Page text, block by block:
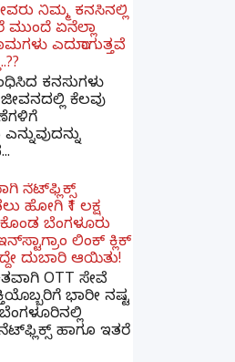
ನಿಮ್ಮ ಕನಸಿನಲ್ಲಿ
ಮುಂದೆ ಏನೆಲ್ಲಾ
ಎದುರಾಗುತ್ತವೆ
ಕನಸುಗಳು
ಕೆಲವು
ನೆಟ್‌ಫ್ಲಿಕ್ಸ್
ಹೋಗಿ ₹1 ಲಕ್ಷ
ಬೆಂಗಳೂರು
ಲಿಂಕ್ ಕ್ಲಿಕ್
ದುಬಾರಿ ಆಯಿತು!
OTT ಸೇವೆ
ಭಾರೀ ನಷ್ಟ
ಹಾಗೂ ಇತರೆ